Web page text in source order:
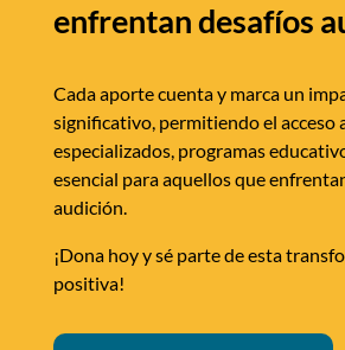
enfrentan desafíos
Cada aporte cuenta y marca un
significativo, permitiendo el acceso
especializados, programas
esencial para aquellos que
audición.
¡Dona hoy y sé parte de esta
positiva!